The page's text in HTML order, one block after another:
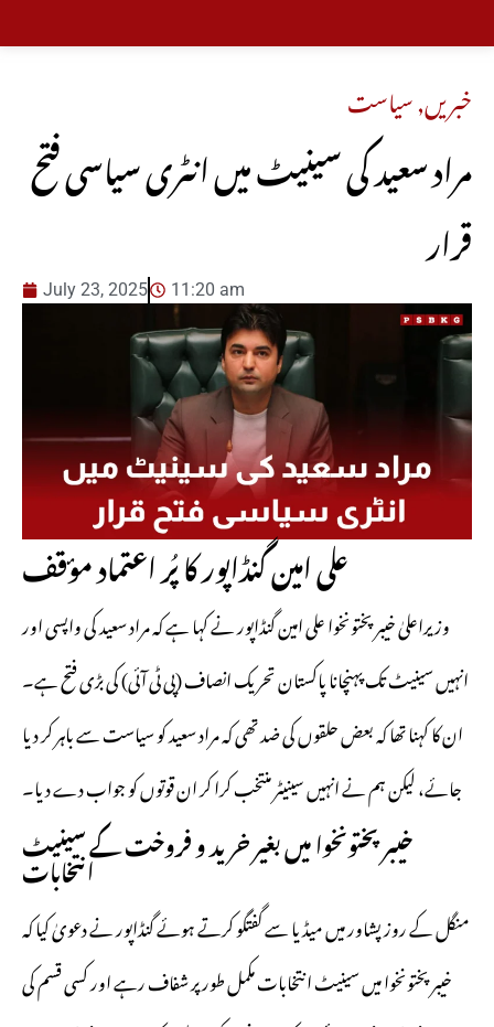
خبریں,سیاست
مراد سعید کی سینیٹ میں انٹری سیاسی فتح
قرار
July 23, 2025 11:20 am
علی امین گنڈاپور کا پُر اعتماد مؤقف
وزیراعلیٰ خیبرپختونخوا علی امین گنڈاپور نے کہا ہے کہ مراد سعید کی واپسی اور
انہیں سینیٹ تک پہنچانا پاکستان تحریک انصاف (پی ٹی آئی) کی بڑی فتح ہے۔
ان کا کہنا تھا کہ بعض حلقوں کی ضد تھی کہ مراد سعید کو سیاست سے باہر کر دیا
جائے، لیکن ہم نے انہیں سینیٹر منتخب کرا کر ان قوتوں کو جواب دے دیا۔
خیبرپختونخوا میں بغیر خرید و فروخت کے سینیٹ
انتخابات
منگل کے روز پشاور میں میڈیا سے گفتگو کرتے ہوئے گنڈاپور نے دعویٰ کیا کہ
خیبرپختونخوا میں سینیٹ انتخابات مکمل طور پر شفاف رہے اور کسی قسم کی